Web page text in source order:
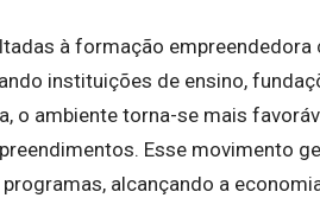
à formação
instituições de ensino,
o ambiente torna-se mais
Esse movimento
alcançando a